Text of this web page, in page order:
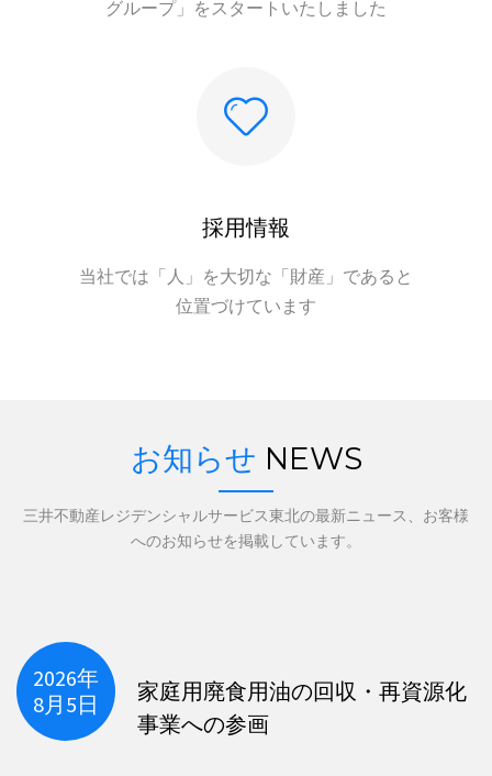
グループ」をスタートいたしました
採用情報
当社では「人」を大切な「財産」であると
位置づけています
お知らせ NEWS
三井不動産レジデンシャルサービス東北の最新ニュース、お客様
へのお知らせを掲載しています。
2026年
8月5日
家庭用廃食用油の回収・再資源化
事業への参画